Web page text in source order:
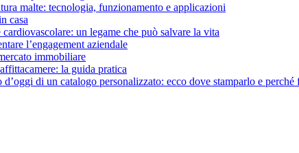
malte: tecnologia, funzionamento e applicazioni
casa
un legame che può salvare la vita
l’engagement aziendale
immobiliare
la guida pratica
di un catalogo personalizzato: ecco dove stamparlo e perché